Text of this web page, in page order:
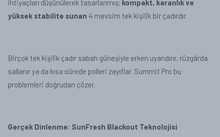
ihtiyaçları düşünülerek tasarlanmış; kompakt, karanlık ve
yüksek stabilite sunan 4 mevsim tek kişilik bir çadırdır.
Birçok tek kişilik çadır sabah güneşiyle erken uyandırır, rüzgârda
sallanır ya da kısa sürede polleri zayıflar. Summit Pro bu
problemleri doğrudan çözer.
Gerçek Dinlenme: SunFresh Blackout Teknolojisi